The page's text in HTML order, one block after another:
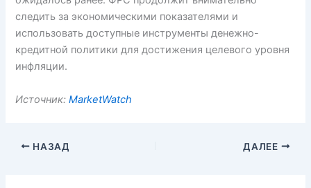
следить за экономическими показателями и
использовать доступные инструменты денежно-
кредитной политики для достижения целевого уровня
инфляции.
Источник:MarketWatch
НАЗАД ДАЛЕЕ